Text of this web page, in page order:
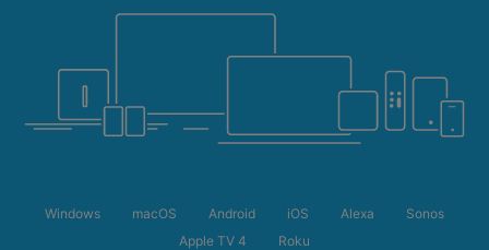
Windows macOS Android iOS Alexa
Sonos
Apple TV 4
Roku